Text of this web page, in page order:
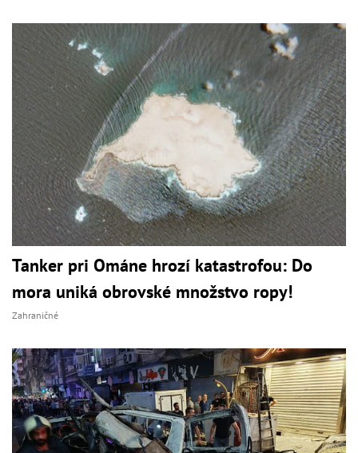
Tanker pri Ománe hrozí katastrofou: Do
mora uniká obrovské množstvo ropy!
Zahraničné